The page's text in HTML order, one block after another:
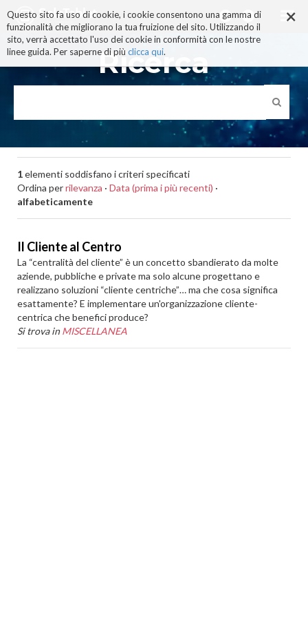
×
Questo sito fa uso di cookie, i cookie consentono una gamma di
funzionalità che migliorano la tua fruizione del sito. Utilizzando il
sito, verrà accettato l'uso dei cookie in conformità con le nostre
linee guida. Per saperne di più clicca qui.
ai
contenuti.
|
alla
navigazione
Ricerca
1elementi soddisfano i criteri specificati
Ordina perrilevanza · Data (prima i più recenti) ·
alfabeticamente
Il Cliente al Centro
La “centralità del cliente” è un concetto sbandierato da molte
aziende, pubbliche e private ma solo alcune progettano e
realizzano soluzioni “cliente centriche”… ma che cosa significa
esattamente? E implementare un'organizzazione cliente-
centrica che benefici produce?
Si trova in MISCELLANEA